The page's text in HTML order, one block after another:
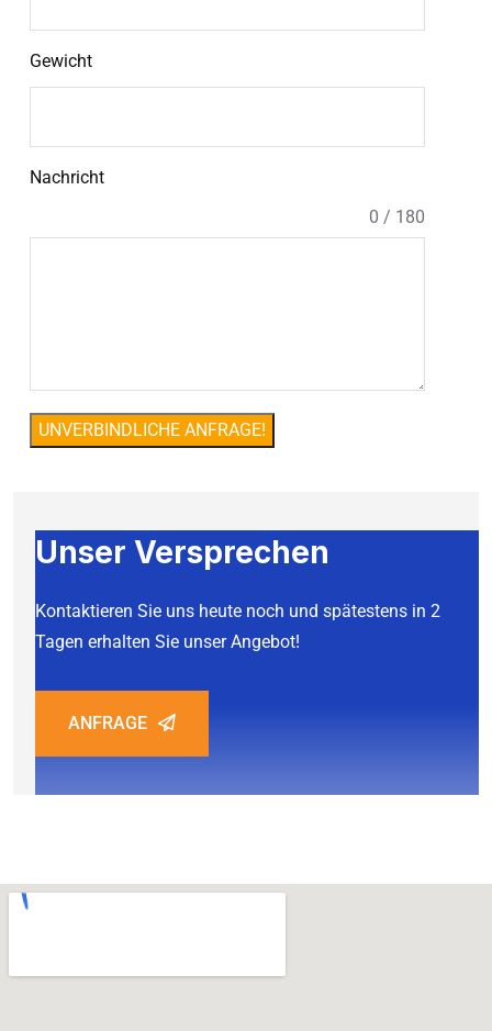
Gewicht
Nachricht
0 / 180
UNVERBINDLICHE ANFRAGE!
Unser Versprechen
Kontaktieren Sie uns heute noch und spätestens in 2
Tagen erhalten Sie unser Angebot!
ANFRAGE